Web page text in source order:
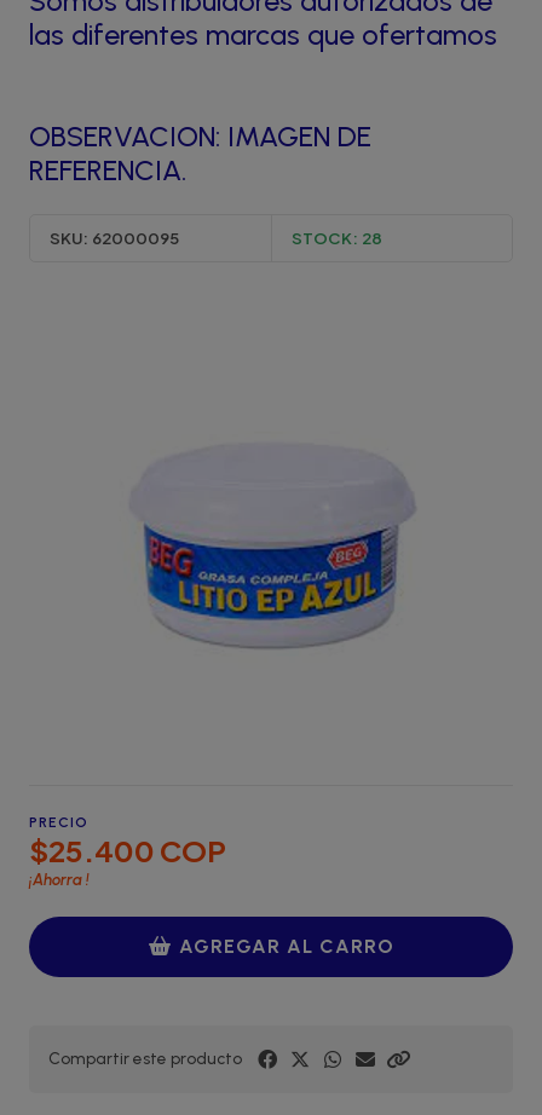
las diferentes marcas que ofertamos
OBSERVACION: IMAGEN DE
REFERENCIA.
SKU: 62000095 STOCK: 28
PRECIO
$25.400 COP
¡Ahorra!
AGREGAR AL CARRO
Compartir este producto